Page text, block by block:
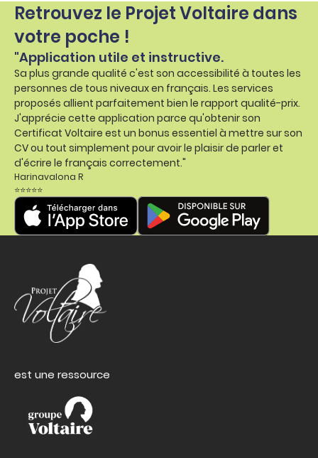
Retrouvez le Projet Voltaire dans
votre poche !
"Application utile et instructive.
Sa plus grande qualité c'est son accessibilité à toutes les
personnes de tous niveaux en français. Les services
proposés allient parfaitement bien le rapport qualité-prix.
J'apprécie cette application parce qu'obtenir son
Certificat Voltaire est un bonus essentiel à mettre sur son
CV ou tout simplement pour avoir le plaisir de parler et
d'écrire le français correctement."
Harinavalona R
⭐⭐⭐⭐⭐
est une ressource